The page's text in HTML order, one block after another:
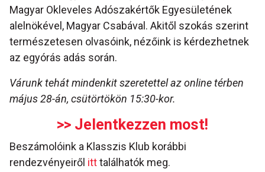
Magyar Okleveles Adószakértők Egyesületének
alelnökével, Magyar Csabával. Akitől szokás szerint
természetesen olvasóink, nézőink is kérdezhetnek
az egyórás adás során.
Várunk tehát mindenkit szeretettel az online térben
május 28-án, csütörtökön 15:30-kor.
>> Jelentkezzen most!
Beszámolóink a Klasszis Klub korábbi
rendezvényeiről itttalálhatók meg.